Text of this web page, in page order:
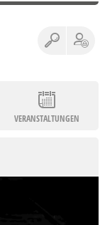
VERANSTALTUNGEN